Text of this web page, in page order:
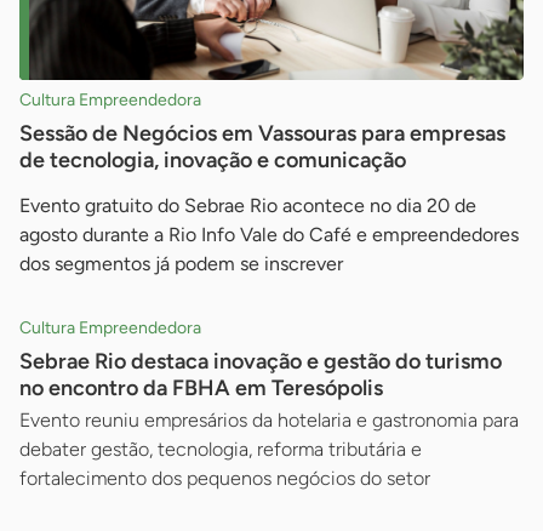
Cultura Empreendedora
Sessão de Negócios em Vassouras para empresas
de tecnologia, inovação e comunicação
Evento gratuito do Sebrae Rio acontece no dia 20 de
agosto durante a Rio Info Vale do Café e empreendedores
dos segmentos já podem se inscrever
Cultura Empreendedora
Sebrae Rio destaca inovação e gestão do turismo
no encontro da FBHA em Teresópolis
Evento reuniu empresários da hotelaria e gastronomia para
debater gestão, tecnologia, reforma tributária e
fortalecimento dos pequenos negócios do setor